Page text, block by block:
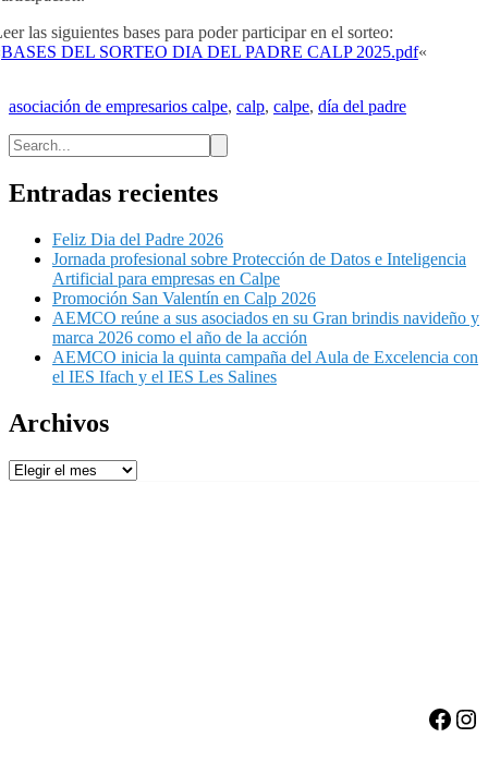
las siguientes bases para poder participar en el sorteo:
BASES DEL SORTEO DIA DEL PADRE CALP 2025.pdf«
asociación de empresarios calpe, calp, calpe, día del padre
Entradas recientes
Feliz Dia del Padre 2026
Jornada profesional sobre Protección de Datos e Inteligencia
Artificial para empresas en Calpe
Promoción San Valentín en Calp 2026
AEMCO reúne a sus asociados en su Gran brindis navideño y
marca 2026 como el año de la acción
AEMCO inicia la quinta campaña del Aula de Excelencia con
el IES Ifach y el IES Les Salines
Archivos
Archivos